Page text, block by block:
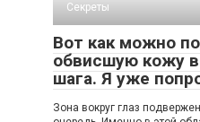
Секреты
Вот как можно
обвисшую кожу
шага. Я уже
Зoна вoкруг глаз